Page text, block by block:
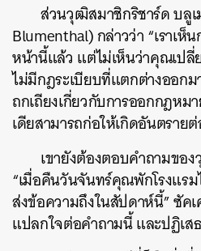
ส่วนวุฒิสมาชิกริชาร์ด บลู
Blumenthal) กล่าวว่า “เราเห็
หน้านี้แล้ว แต่ไม่เห็นว่าคุณเปลี่
ไม่มีกฎระเบียบที่แตกต่างออกม
ถกเถียงเกี่ยวกับการออกกฎหม
เดียสามารถก่อให้เกิดอันตราย
เขายังต้องตอบคำถามข
“เมื่อคืนวันจันทร์คุณพักโรงแ
ส่งข้อความถึงในสัปดาห์นี้” ซัค
แปลกใจต่อคำถามนี้ และปฏิเส